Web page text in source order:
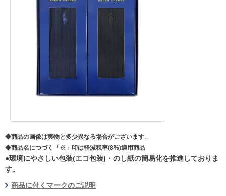
◆商品の画像は実物と多少異なる場合がございます。
◆商品名につづく「※」印は軽減税率(8%)適用商品
●環境にやさしい包装(エコ包装)・のし紙の簡易化を推進しておりま
す。
商品に付くマークのご説明